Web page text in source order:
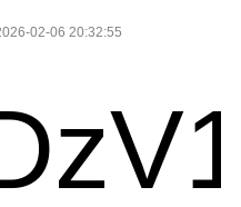
02-06 20:32:55